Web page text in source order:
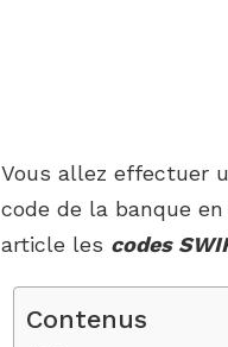
Vous allez effectuer
code de la banque
article les codes
Contenus